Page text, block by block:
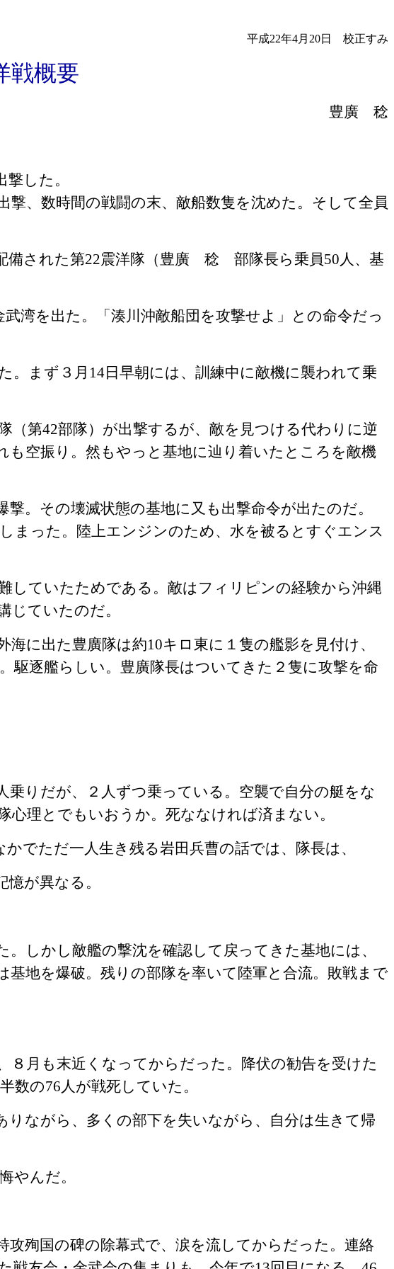
平成22年4月20日 校正すみ
戦概要
豊廣 稔
撃した。
撃、数時間の戦闘の末、敵船数隻を沈めた。そして全員
備された第22震洋隊（豊廣 稔 部隊長ら乗員50人、基
湾を出た。「湊川沖敵船団を攻撃せよ」との命令だっ
。まず３月 14日早朝には、訓練中に敵機に襲われて乗
（第42部隊）が出撃するが、敵を見つける代わりに逆
も空振り。然もやっと基地に辿り着いたところを敵機
。その壊滅状態の基地に又も出撃命令が出たのだ。
まった。陸上エンジンのため、水を被るとすぐエンス
していたためである。敵はフィリピンの経験から沖縄
じていたのだ。
海に出た豊廣隊は約10キロ東に１隻の艦影を見付け、
駆逐艦らしい。豊廣隊長はついてきた２隻に攻撃を命
りだが、２人ずつ乗っている。空襲で自分の艇をな
理とでもいおうか。死ななければ済まない。
でただ一人生き残る岩田兵曹の話では、隊長は、
が異なる。
しかし敵艦の撃沈を確認して戻ってきた基地には、
地を爆破。残りの部隊を率いて陸軍と合流。敗戦まで
月も末近くなってからだった。降伏の勧告を受けた
数の76人が戦死していた。
ながら、多くの部下を失いながら、自分は生きて帰
やんだ。
攻殉国の碑の除幕式で、涙を流してからだった。連絡